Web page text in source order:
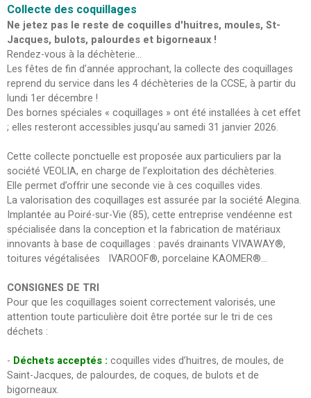
Collecte des coquillages
Ne jetez pas le reste de coquilles d'huitres, moules, St-
Jacques, bulots, palourdes et bigorneaux !
Rendez-vous à la déchèterie...
Les fêtes de fin d’année approchant, la collecte des coquillages
reprend du service dans les 4 déchèteries de la CCSE, à partir du
lundi 1er décembre !
Des bornes spéciales « coquillages » ont été installées à cet effet
; elles resteront accessibles jusqu’au samedi 31 janvier 2026.
Cette collecte ponctuelle est proposée aux particuliers par la
société VEOLIA, en charge de l’exploitation des déchèteries.
Elle permet d’offrir une seconde vie à ces coquilles vides.
La valorisation des coquillages est assurée par la société Alegina.
Implantée au Poiré-sur-Vie (85), cette entreprise vendéenne est
spécialisée dans la conception et la fabrication de matériaux
innovants à base de coquillages : pavés drainants VIVAWAY®,
toitures végétalisées IVAROOF®, porcelaine KAOMER®…
CONSIGNES DE TRI
Pour que les coquillages soient correctement valorisés, une
attention toute particulière doit être portée sur le tri de ces
déchets :
- Déchets acceptés : coquilles vides d’huitres, de moules, de
Saint-Jacques, de palourdes, de coques, de bulots et de
bigorneaux.